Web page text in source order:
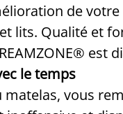
de
lits. Qualité et
est
le temps
vous